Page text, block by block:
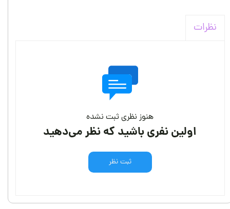
نظرات
هنوز نظری ثبت نشده
اولین نفری باشید که نظر می‌دهید
ثبت نظر